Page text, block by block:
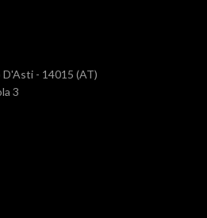
D'Asti - 14015 (AT)
3